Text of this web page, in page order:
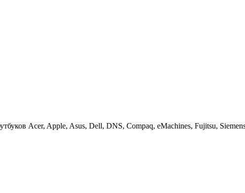
Acer, Apple, Asus, Dell, DNS, Compaq, eMachines, Fujitsu,